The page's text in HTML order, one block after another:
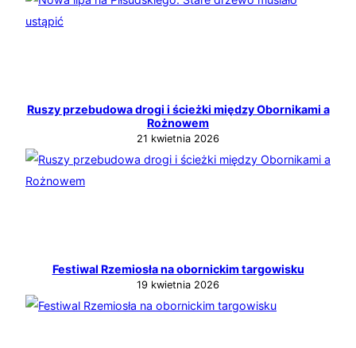
Ruszy przebudowa drogi i ścieżki między Obornikami a
Rożnowem
21 kwietnia 2026
Festiwal Rzemiosła na obornickim targowisku
19 kwietnia 2026